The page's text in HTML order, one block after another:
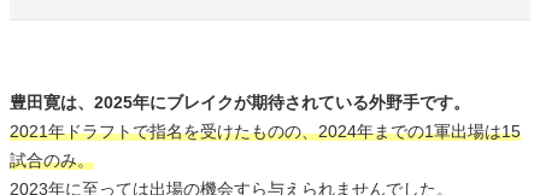
豊田寛は、2025年にブレイクが期待されている外野手です。
2021年ドラフトで指名を受けたものの、2024年までの1軍出場は15
試合のみ。
2023年に至っては出場の機会すら与えられませんでした。